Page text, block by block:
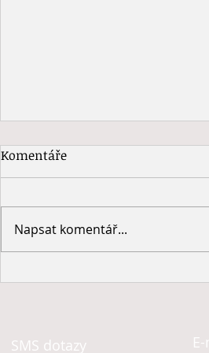
Cvičení na hubnutí #21
Komentáře
Napsat komentář...
SMS dotazy